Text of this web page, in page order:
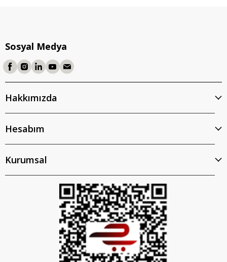
Sosyal Medya
Hakkımızda
Hesabım
Kurumsal